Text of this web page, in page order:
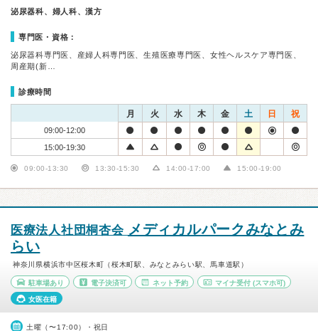
泌尿器科、婦人科、漢方
専門医・資格：
泌尿器科専門医、産婦人科専門医、生殖医療専門医、女性ヘルスケア専門医、
周産期(新…
診療時間
月 火 水 木 金 土 日 祝
09:00-12:00
15:00-19:30
09:00-13:30 13:30-15:30 14:00-17:00 15:00-19:00
医療法人社団桐杏会 メディカルパークみなとみ
らい
神奈川県横浜市中区桜木町（桜木町駅、みなとみらい駅、馬車道駅）
駐車場あり 電子決済可 ネット予約 マイナ受付 (スマホ可)
女医在籍
土曜（〜17:00）・祝日